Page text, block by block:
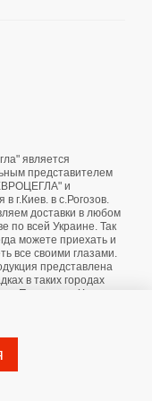
является
представителем
и
в г.Киев. в с.Рогозов.
доставки в любом
по всей Украине. Так
можете приехать и
все своими глазами.
представлена
в таких городах